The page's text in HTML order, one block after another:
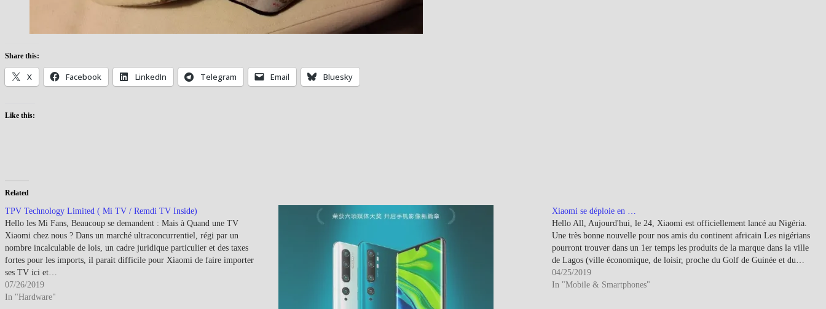
Share this:
X Facebook LinkedIn Telegram Email Bluesky
Like this:
Related
TPV Technology Limited ( Mi TV / Remdi TV Inside)
Hello les Mi Fans, Beaucoup se demandent : Mais à Quand une TV
Xiaomi chez nous ? Dans un marché ultraconcurrentiel, régi par un
nombre incalculable de lois, un cadre juridique particulier et des taxes
fortes pour les imports, il parait difficile pour Xiaomi de faire importer
ses TV ici et…
07/26/2019
In "Hardware"
Xiaomi se déploie en …
Hello All, Aujourd'hui, le 24, Xiaomi est officiellement lancé au Nigéria.
Une très bonne nouvelle pour nos amis du continent africain Les nigérians
pourront trouver dans un 1er temps les produits de la marque dans la ville
de Lagos (ville économique, de loisir, proche du Golf de Guinée et du…
04/25/2019
In "Mobile & Smartphones"